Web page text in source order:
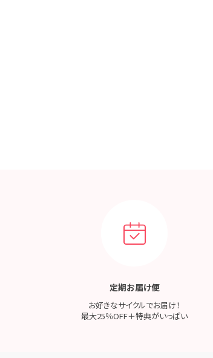
定期お届け便
お好きなサイクルでお届け！
最大25％OFF＋特典がいっぱい